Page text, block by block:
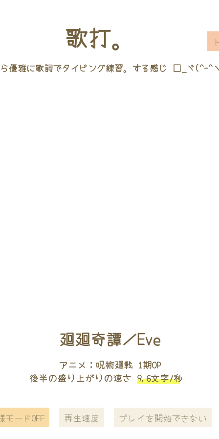
歌打。
優雅に歌詞でタイピング練習。する感じ □_ヾ(^-^
廻廻奇譚／Eve
アニメ：呪術廻戦 1期OP
後半の盛り上がりの速さ 9.6文字/秒
モードOFF 再生速度 プレイを開始できない